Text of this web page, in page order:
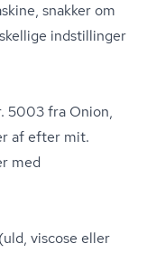
snakker om
indstillinger
5003 fra Onion,
af efter mit.
med
viscose eller